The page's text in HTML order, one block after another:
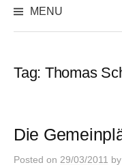
MENU
Tag: Thomas
Die
Posted on 29/03/2011 by